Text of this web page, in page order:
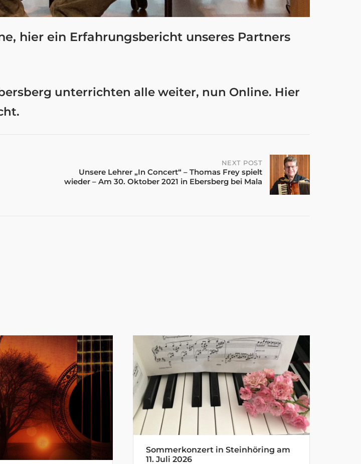
hier ein Erfahrungsbericht unseres Partners
unterrichten alle weiter, nun Online. Hier
NEXT POST
Unsere Lehrer „In Concert“ – Thomas Frey spielt
wieder – Am 30. Oktober 2021 in Ebersberg bei Mala
Sommerkonzert in Steinhöring am
11. Juli 2026